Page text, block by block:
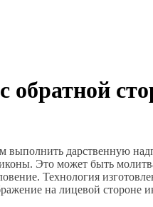
обратной
выполнить дарственную
Это может быть
Технология
на лицевой стороне